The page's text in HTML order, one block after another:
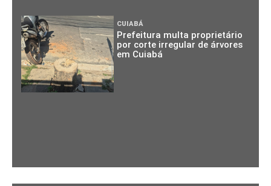
CUIABÁ
Prefeitura multa proprietário
por corte irregular de árvores
em Cuiabá